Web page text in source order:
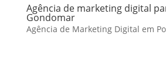
Agência de marketing digital
Gondomar
Agência de Marketing Digital em